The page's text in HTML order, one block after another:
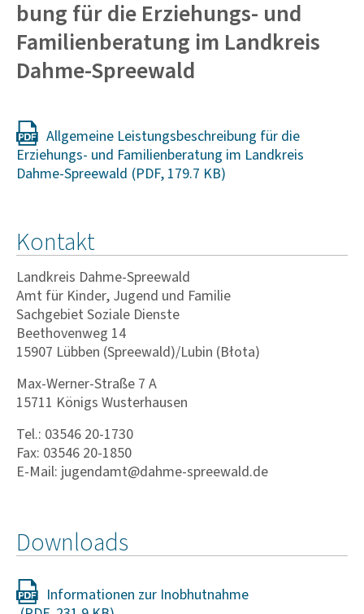
bung für die Erzie­hungs- und
Fami­li­en­be­ra­tung im Land­kreis
Dahme-Spree­wald
Allgemeine Leistungsbeschreibung für die
Erziehungs- und Familienberatung im Landkreis
Dahme-Spreewald
Kontakt
Landkreis Dahme-Spreewald
Amt für Kinder, Jugend und Familie
Sachgebiet Soziale Dienste
Beethovenweg 14
15907 Lübben (Spreewald)/Lubin (Błota)
Max-Werner-Straße 7 A
15711 Königs Wusterhausen
Tel.: 03546 20-1730
Fax: 03546 20-1850
E-Mail: jugendamt@dahme-spreewald.de
Downloads
Informationen zur Inobhutnahme